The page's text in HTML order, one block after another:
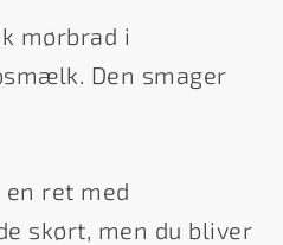
mørbrad i
Den smager
ret med
skørt, men du bliver